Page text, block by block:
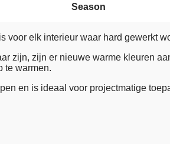
Season
voor elk interieur waar hard gewerkt
zijn, zijn er nieuwe warme kleuren
te warmen.
en is ideaal voor projectmatige